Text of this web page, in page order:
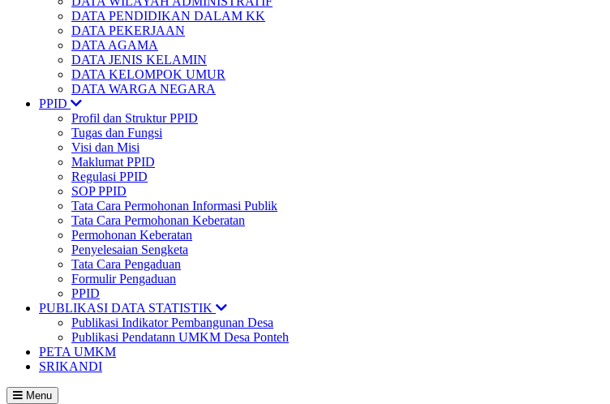
DATA PENDIDIKAN DALAM KK
DATA PEKERJAAN
DATA AGAMA
DATA JENIS KELAMIN
DATA KELOMPOK UMUR
DATA WARGA NEGARA
PPID
Profil dan Struktur PPID
Tugas dan Fungsi
Visi dan Misi
Maklumat PPID
Regulasi PPID
SOP PPID
Tata Cara Permohonan Informasi Publik
Tata Cara Permohonan Keberatan
Permohonan Keberatan
Penyelesaian Sengketa
Tata Cara Pengaduan
Formulir Pengaduan
PPID
PUBLIKASI DATA STATISTIK
Publikasi Indikator Pembangunan Desa
Publikasi Pendatann UMKM Desa Ponteh
PETA UMKM
SRIKANDI
Menu